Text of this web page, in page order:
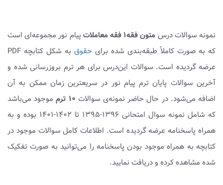
نمونه سوالات درس متون فقه۱ فقه معاملات
پیام نور مجموعه‌ای است
که به صورت کاملاً طبقه‌بندی شده برای حقوق
به شکل کتابچه PDF
عرضه گردیده است. سوالات این‌درس برای هر ترم بروزرسانی شده و
آخرین سوالات پایان ترم پیام نور در سریعترین زمان ممکن به آن
اضافه می‌شود. در حال حاضر نمونه‌ی سوالات ۱۰ ترم
موجود می‌باشد
که شامل نمونه سوال امتحانی ۱۳۹۶-۱۳۹۵ تا ۱۴۰۲-۱۴۰۱ بوده و به
همراه پاسخنامه عرضه گردیده است. اطلاعات کامل سوالات موجود در
کتابچه به همراه موجود بودن پاسخنامه را می‌توانید به صورت تفکیک
شده مشاهده کرده و دریافت نمایید.